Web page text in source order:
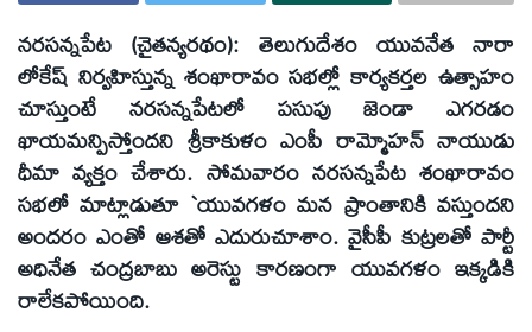
నరసన్నపేట (చైతన్యరథం): తెలుగుదేశం యువనేత నారా
లోకేష్‌ నిర్వహిస్తున్న శంఖారావం సభల్లో కార్యకర్తల ఉత్సాహం
చూస్తుంటే నరసన్నపేటలో పసుపు జెండా ఎగరడం
ఖాయమన్పిస్తోందని శ్రీకాకుళం ఎంపీ రామ్మోహన్‌ నాయుడు
ధీమా వ్యక్తం చేశారు. సోమవారం నరసన్నపేట శంఖారావం
సభలో మాట్లాడుతూ `యువగళం మన ప్రాంతానికి వస్తుందని
అందరం ఎంతో ఆశతో ఎదురుచూశాం. వైసీపీ కుట్రలతో పార్టీ
అధినేత చంద్రబాబు అరెస్టు కారణంగా యువగళం ఇక్కడికి
రాలేకపోయింది.